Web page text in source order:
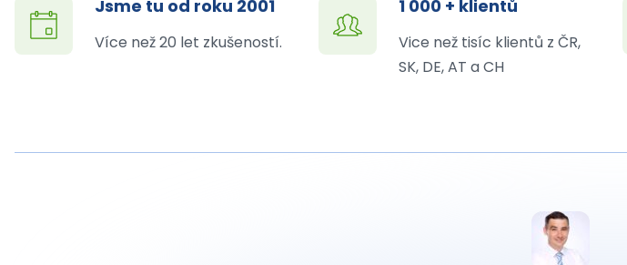
Jsme tu od roku 2001
Více než 20 let zkušeností.
1 000 + klientů
Vice než tisíc klientů z ČR,
SK, DE, AT a CH